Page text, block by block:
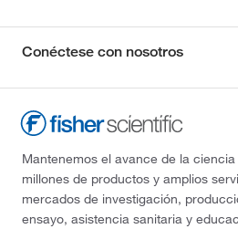
Conéctese con nosotros
Mantenemos el avance de la
millones de productos y amplios
mercados de investigación,
ensayo, asistencia sanitaria y